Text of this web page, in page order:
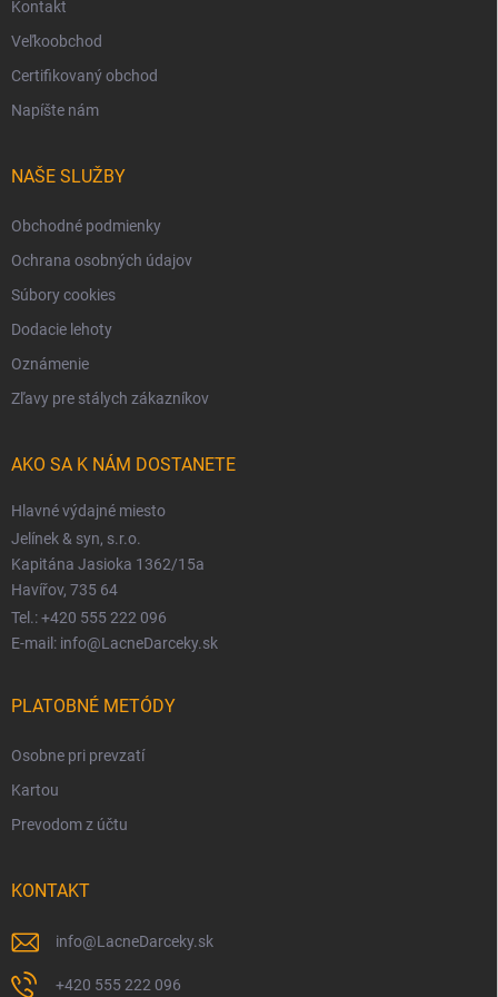
Kontakt
Veľkoobchod
Certifikovaný obchod
Napíšte nám
NAŠE SLUŽBY
Obchodné podmienky
Ochrana osobných údajov
Súbory cookies
Dodacie lehoty
Oznámenie
Zľavy pre stálych zákazníkov
AKO SA K NÁM DOSTANETE
Hlavné výdajné miesto
Jelínek & syn, s.r.o.
Kapitána Jasioka 1362/15a
Havířov, 735 64
Tel.: +420 555 222 096
E-mail: info@LacneDarceky.sk
PLATOBNÉ METÓDY
Osobne pri prevzatí
Kartou
Prevodom z účtu
KONTAKT
info@LacneDarceky.sk
+420 555 222 096